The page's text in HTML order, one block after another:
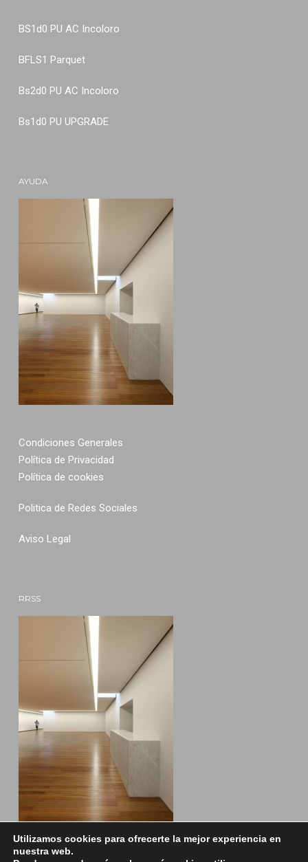
BS1d0 PU AC Incoloro
BFLS1 Parquet
Bs2d0 PU AC Incoloro
Bs1d0 PU UPGRADE
AYUDA
Condiciones Generales
Política de Privacidad
Política de cookies
Politica de Redes Sociales
Aviso Legal
RRSS
Utilizamos cookies para ofrecerte la mejor experiencia en
nuestra web.